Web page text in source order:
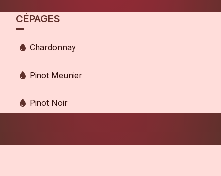
CÉPAGES
Chardonnay
Pinot Meunier
Pinot Noir